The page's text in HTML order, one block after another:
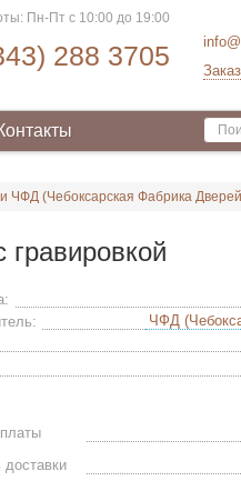
Пн-Пт с 10:00 до 19:00
288 3705
ЧФД (Чебоксарская Фабрика